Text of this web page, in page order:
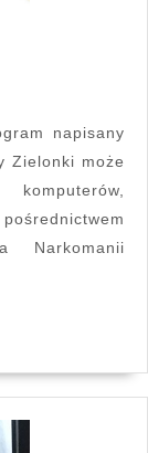
Zielonki może
Narkomanii